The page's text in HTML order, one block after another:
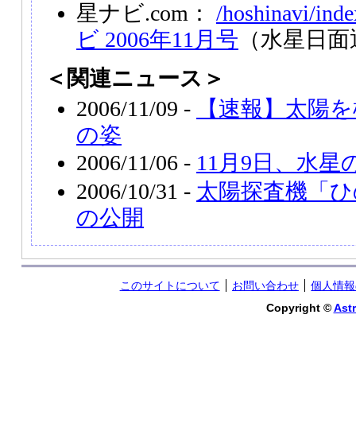
星ナビ.com： /hoshinavi/
ビ 2006年11月号 （水星日
＜関連ニュース＞
2006/11/09 -
【速報】太陽
の姿
2006/11/06 - 11月9日、水星
2006/10/31 - 太陽探査機「
の公開
このサイトについて お問い合わせ
個人情
Copyright ©